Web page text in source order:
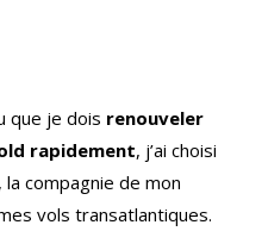
que je dois renouveler
rapidement, j’ai choisi
la compagnie de mon
vols transatlantiques.